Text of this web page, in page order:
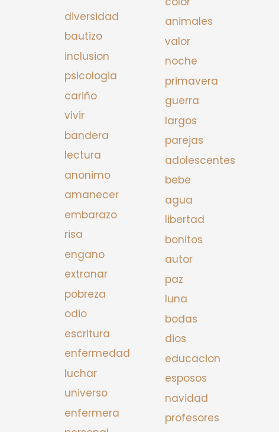
diversidad
bautizo
inclusion
psicologia
cariño
vivir
bandera
lectura
anonimo
amanecer
embarazo
risa
engano
extranar
pobreza
odio
escritura
enfermedad
luchar
universo
enfermera
animales
valor
noche
primavera
guerra
largos
parejas
adolescentes
bebe
agua
libertad
bonitos
autor
paz
luna
bodas
dios
educacion
esposos
navidad
profesores